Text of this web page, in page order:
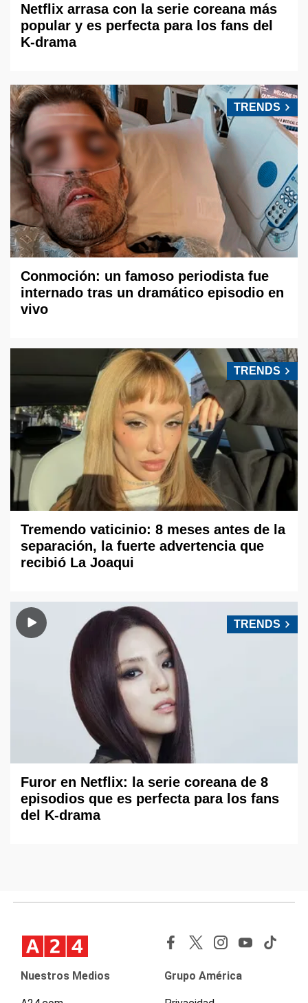
Netflix arrasa con la serie coreana más
popular y es perfecta para los fans del
K-drama
TRENDS
Conmoción: un famoso periodista fue
internado tras un dramático episodio en
vivo
TRENDS
Tremendo vaticinio: 8 meses antes de la
separación, la fuerte advertencia que
recibió La Joaqui
TRENDS
Furor en Netflix: la serie coreana de 8
episodios que es perfecta para los fans
del K-drama
Nuestros Medios Grupo América